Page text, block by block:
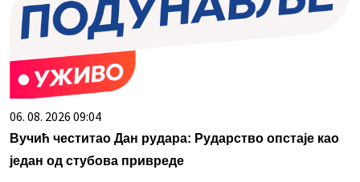
06. 08. 2026 09:04
Вучић честитао Дан рудара: Рударство опстаје као
један од стубова привреде